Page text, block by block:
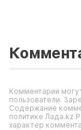
Комментарии
пользователи.
Содержание
политике
характер